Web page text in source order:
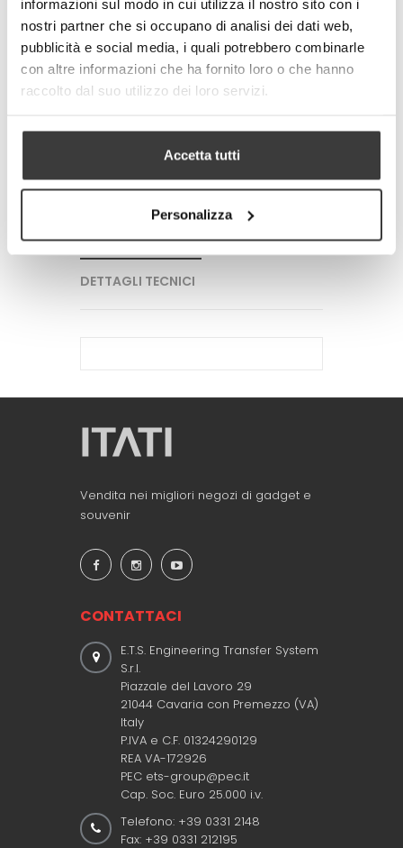
informazioni sul modo in cui utilizza il nostro sito con i
nostri partner che si occupano di analisi dei dati web,
pubblicità e social media, i quali potrebbero combinarle
con altre informazioni che ha fornito loro o che hanno
raccolto dal suo utilizzo dei loro servizi.
Accetta tutti
Personalizza
parziale.
- +
AGGIUNGI AL CARRELLO
Google+
Pinterest
DETTAGLI TECNICI
Vendita nei migliori negozi di gadget e
souvenir
CONTATTACI
E.T.S. Engineering Transfer System
S.r.l.
Piazzale del Lavoro 29
21044 Cavaria con Premezzo (VA)
Italy
P.IVA e C.F. 01324290129
REA VA-172926
PEC ets-group@pec.it
Cap. Soc. Euro 25.000 i.v.
Telefono: +39 0331 2148
Fax: +39 0331 212195